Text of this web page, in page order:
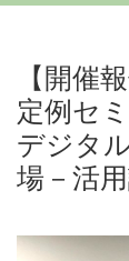
【開催
定例セ
デジタ
場－活